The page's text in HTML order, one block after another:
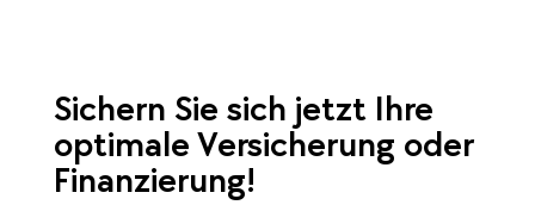
Sichern Sie sich jetzt Ihre
optimale Versicherung oder
Finanzierung!